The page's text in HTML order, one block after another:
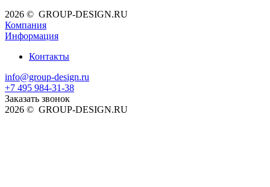
2026 © GROUP-DESIGN.RU
Компания
Информация
Контакты
info@group-design.ru
+7 495 984-31-38
Заказать звонок
2026 © GROUP-DESIGN.RU